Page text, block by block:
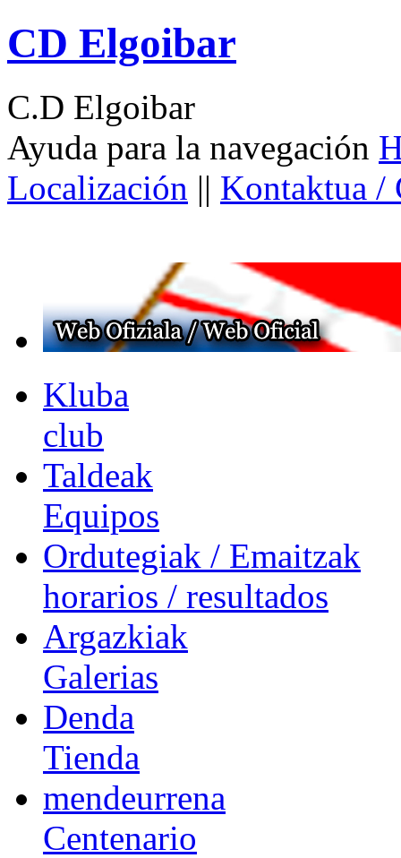
CD Elgoibar
C.D Elgoibar
Ayuda para la navegación
Localización || Kontaktua /
Kluba
club
Taldeak
Equipos
Ordutegiak / Emaitzak
horarios / resultados
Argazkiak
Galerias
Denda
Tienda
mendeurrena
Centenario